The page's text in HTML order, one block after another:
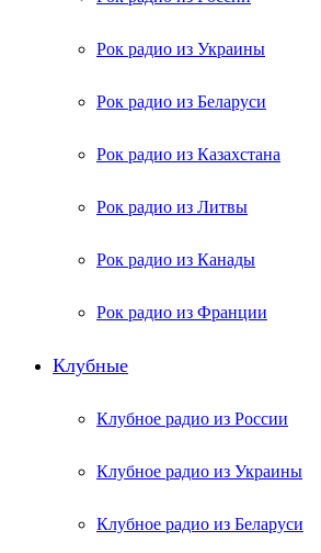
Рок радио из Украины
Рок радио из Беларуси
Рок радио из Казахстана
Рок радио из Литвы
Рок радио из Канады
Рок радио из Франции
Клубные
Клубное радио из России
Клубное радио из Украины
Клубное радио из Беларуси